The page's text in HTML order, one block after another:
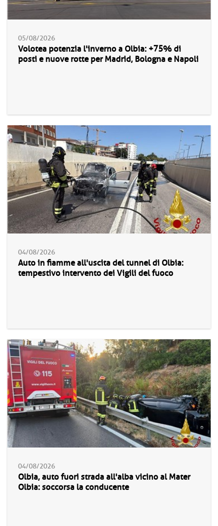
05/08/2026
Volotea potenzia l'inverno a Olbia: +75% di
posti e nuove rotte per Madrid, Bologna e Napoli
04/08/2026
Auto in fiamme all'uscita del tunnel di Olbia:
tempestivo intervento dei Vigili del fuoco
04/08/2026
Olbia, auto fuori strada all'alba vicino al Mater
Olbia: soccorsa la conducente